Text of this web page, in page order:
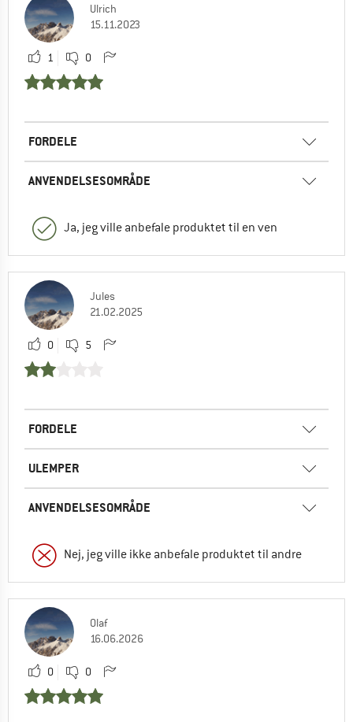
Ulrich
15.11.2023
1 0
FORDELE
ANVENDELSESOMRÅDE
Ja, jeg ville anbefale produktet til en ven
Jules
21.02.2025
0 5
FORDELE
ULEMPER
ANVENDELSESOMRÅDE
Nej, jeg ville ikke anbefale produktet til andre
Olaf
16.06.2026
0 0